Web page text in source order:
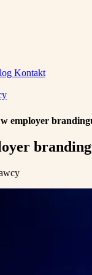
Kontakt
employer